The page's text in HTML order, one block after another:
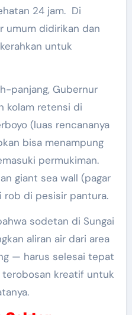
24 jam. Di
umum didirikan dan
untuk
panjang, Gubernur
kolam retensi di
(luas rencananya
bisa menampung
permukiman.
giant sea wall (pagar
rob di pesisir pantura.
sodetan di Sungai
aliran air dari area
— harus selesai tepat
terobosan kreatif untuk